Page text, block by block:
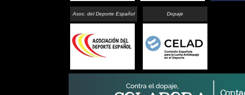
Asoc. del Deporte Español Dopaje